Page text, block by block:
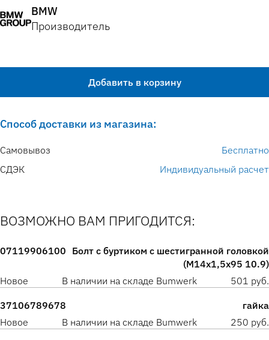
BMW
Производитель
Добавить в корзину
Способ доставки из магазина:
Самовывоз
Бесплатно
СДЭК
Индивидуальный расчет
ВОЗМОЖНО ВАМ ПРИГОДИТСЯ:
07119906100 Болт с буртиком с шестигранной головкой
(M14x1,5x95 10.9)
Новое
В наличии на складе Bumwerk 501 руб.
37106789678
гайка
Новое
В наличии на складе Bumwerk 250 руб.